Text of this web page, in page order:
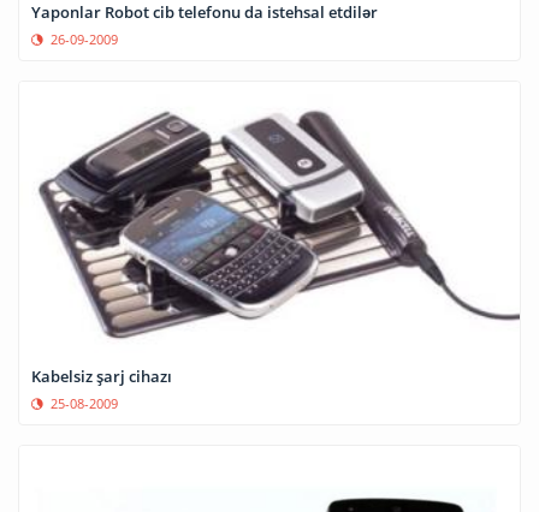
Yaponlar Robot cib telefonu da istehsal etdilər
26-09-2009
Kabelsiz şarj cihazı
25-08-2009